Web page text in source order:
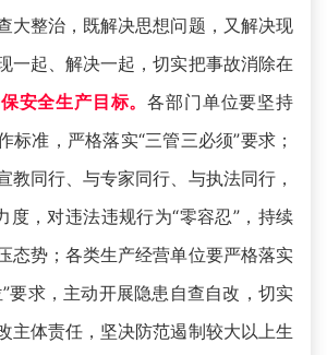
大整治，既解决思想问题，又解决现
一起、解决一起，切实把事故消除在
安全生产目标。各部门单位要坚持
标准，严格落实“三管三必须”要求；
教同行、与专家同行、与执法同行，
度，对违法违规行为“零容忍”，持续
态势；各类生产经营单位要严格落实
要求，主动开展隐患自查自改，切实
主体责任，坚决防范遏制较大以上生